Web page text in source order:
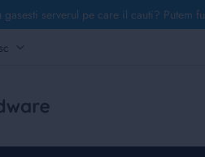
gasesti serverul pe care il cauti? Putem